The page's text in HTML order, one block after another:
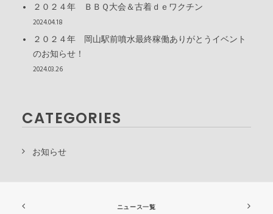
２０２４年 ＢＢＱ大会＆古着ｄｅワクチン
2024.04.18
２０２４年 岡山駅前噴水最終稼働ありがとうイベント
のお知らせ！
2024.03.26
CATEGORIES
お知らせ
ニュース一覧